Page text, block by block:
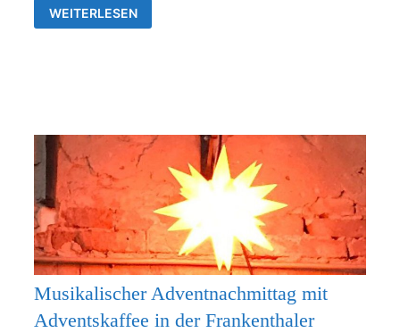
VERBINDLICHE
ZUSAMMENARBEIT
ZWISCHEN
KRAFTSDORF
AB
1.1.2026
WEITERLESEN
Musikalischer Adventnachmittag mit
Adventskaffee in der Frankenthaler